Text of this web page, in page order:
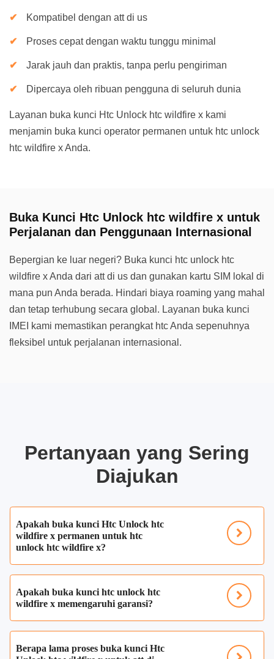
Kompatibel dengan att di us
Proses cepat dengan waktu tunggu minimal
Jarak jauh dan praktis, tanpa perlu pengiriman
Dipercaya oleh ribuan pengguna di seluruh dunia
Layanan buka kunci Htc Unlock htc wildfire x kami
menjamin buka kunci operator permanen untuk htc unlock
htc wildfire x Anda.
Buka Kunci Htc Unlock htc wildfire x untuk
Perjalanan dan Penggunaan Internasional
Bepergian ke luar negeri? Buka kunci htc unlock htc
wildfire x Anda dari att di us dan gunakan kartu SIM lokal di
mana pun Anda berada. Hindari biaya roaming yang mahal
dan tetap terhubung secara global. Layanan buka kunci
IMEI kami memastikan perangkat htc Anda sepenuhnya
fleksibel untuk perjalanan internasional.
Pertanyaan yang Sering
Diajukan
Apakah buka kunci Htc Unlock htc
wildfire x permanen untuk htc
unlock htc wildfire x?
Apakah buka kunci htc unlock htc
wildfire x memengaruhi garansi?
Berapa lama proses buka kunci Htc